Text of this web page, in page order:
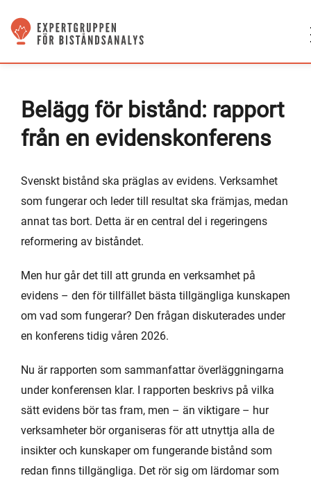
Belägg för bistånd: rapport
från en evidenskonferens
Svenskt bistånd ska präglas av evidens. Verksamhet
som fungerar och leder till resultat ska främjas, medan
annat tas bort. Detta är en central del i regeringens
reformering av biståndet.
Men hur går det till att grunda en verksamhet på
evidens – den för tillfället bästa tillgängliga kunskapen
om vad som fungerar? Den frågan diskuterades under
en konferens tidig våren 2026.
Nu är rapporten som sammanfattar överläggningarna
under konferensen klar. I rapporten beskrivs på vilka
sätt evidens bör tas fram, men – än viktigare – hur
verksamheter bör organiseras för att utnyttja alla de
insikter och kunskaper om fungerande bistånd som
redan finns tillgängliga. Det rör sig om lärdomar som